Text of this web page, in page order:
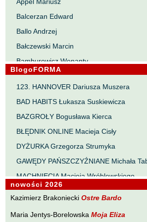
Balcerzan Edward
Ballo Andrzej
Bałczewski Marcin
Bamburowicz Wenanty
Bawołek Waldemar
Bereza Henryk
Berezin Kostia
Bielawa Jacek
Biernacka Alina
Bieszczad Maciej
Bigoszewska Maria
Bitner Dariusz
Błahy Jarosław
BlogoFORMA
123. HANNOVER Dariusza Muszera
BAD HABITS Łukasza Suskiewicza
BAZGROŁY Bogusława Kierca
BŁĘDNIK ONLINE Macieja Cisły
DYŻURKA Grzegorza Strumyka
GAWĘDY PAŃSZCZYŹNIANE Michała
MACHNIĘCIA Macieja Wróblewskiego
MAŁOMIASTECZKOWE ZRYWY
nowości 2026
Kazimierz BrakonieckiOstre Bardo
Maria Jentys-BorelowskaMoja Eliza